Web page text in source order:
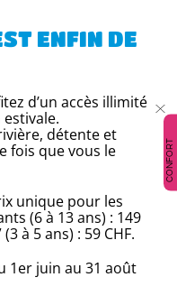
CONFORT
ENFIN DE
d’un accès illimité
détente et
fois que vous le
unique pour les
(6 à 13 ans) : 149
à 5 ans) : 59 CHF.
1er juin au 31 août